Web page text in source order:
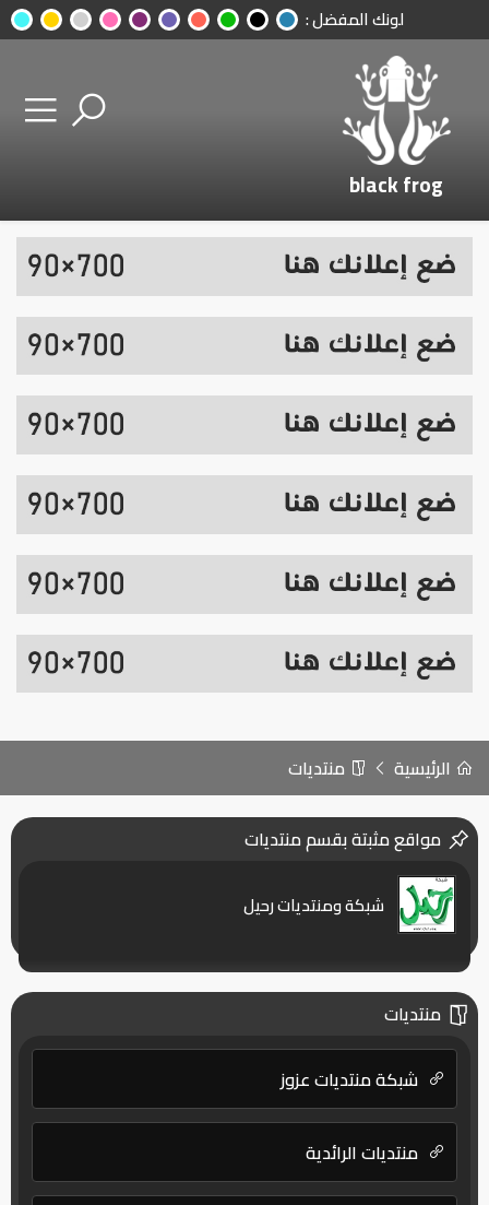
لونك المفضل :
black frog
الرئيسية منتديات
مواقع مثبتة بقسممنتديات
شبكة ومنتديات رحيل
منتديات
شبكة منتديات عزوز
منتديات الرائدية